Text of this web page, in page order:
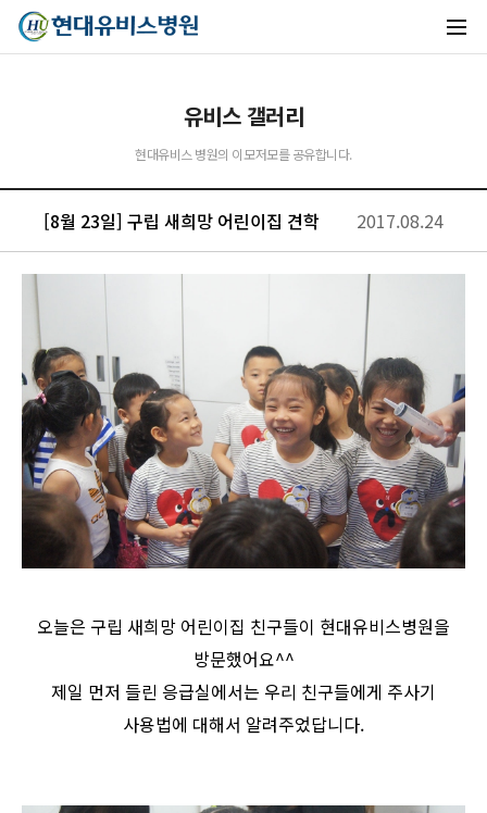
유비스 갤러리
현대유비스 병원의 이모저모를 공유합니다.
[8월 23일] 구립 새희망 어린이집 견학 2017.08.24
오늘은 구립 새희망 어린이집 친구들이 현대유비스병원을
방문했어요^^
제일 먼저 들린 응급실에서는 우리 친구들에게 주사기
사용법에 대해서 알려주었답니다.
유비스AI
실시간 안내중